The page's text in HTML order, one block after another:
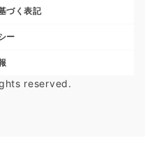
づく表記
ー
reserved.